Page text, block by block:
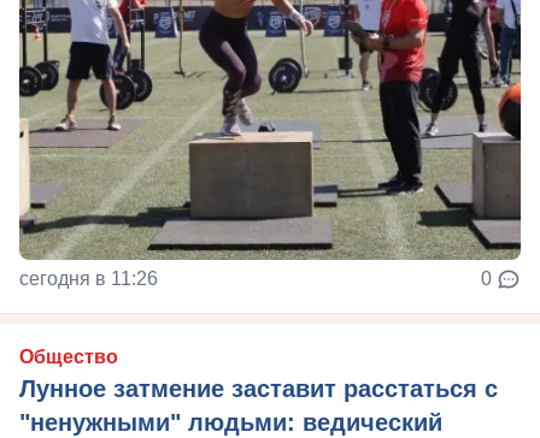
сегодня в 11:26 0
Общество
Лунное затмение заставит расстаться с
"ненужными" людьми: ведический